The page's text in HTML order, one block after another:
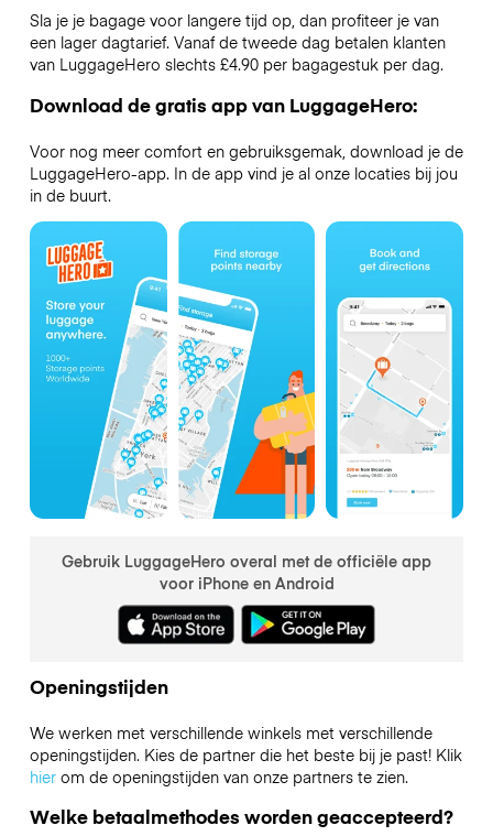
Sla je je bagage voor langere tijd op, dan profiteer je van
een lager dagtarief. Vanaf de tweede dag betalen klanten
van LuggageHero slechts £4.90 per bagagestuk per dag.
Download de gratis app van LuggageHero:
Voor nog meer comfort en gebruiksgemak, download je de
LuggageHero-app. In de app vind je al onze locaties bij jou
in de buurt.
Gebruik LuggageHero overal met de officiële app
voor iPhone en Android
Openingstijden
We werken met verschillende winkels met verschillende
openingstijden. Kies de partner die het beste bij je past! Klik
hierom de openingstijden van onze partners te zien.
Welke betaalmethodes worden geaccepteerd?